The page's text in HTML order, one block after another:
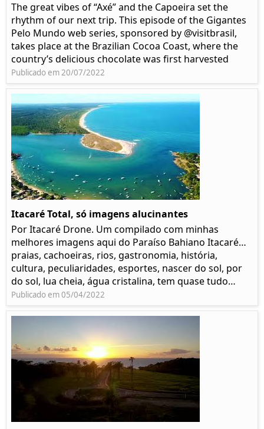
The great vibes of “Axé” and the Capoeira set the
rhythm of our next trip. This episode of the Gigantes
Pelo Mundo web series, sponsored by @visitbrasil,
takes place at the Brazilian Cocoa Coast, where the
country’s delicious chocolate was first harvested
Publicado em 20/07/2022
Itacaré Total, só imagens alucinantes
Por Itacaré Drone. Um compilado com minhas
melhores imagens aqui do Paraíso Bahiano Itacaré…
praias, cachoeiras, rios, gastronomia, história,
cultura, peculiaridades, esportes, nascer do sol, por
do sol, lua cheia, água cristalina, tem quase tudo…
Publicado em 05/04/2022